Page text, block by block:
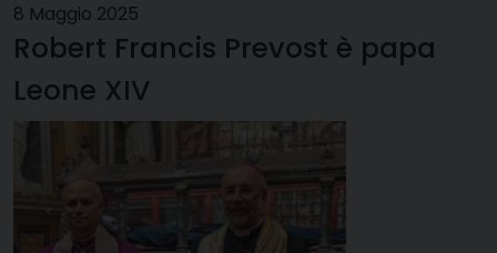
8 Maggio 2025
Robert Francis Prevost è papa
Leone XIV